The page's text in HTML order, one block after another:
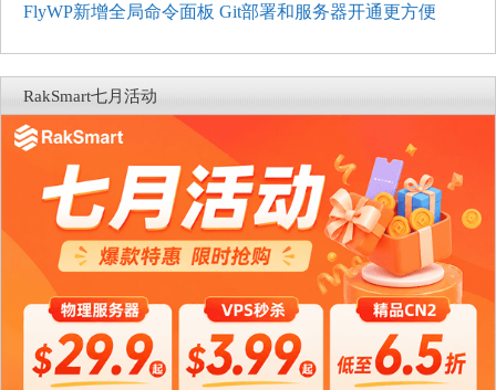
FlyWP新增全局命令面板 Git部署和服务器开通更方便
RakSmart七月活动